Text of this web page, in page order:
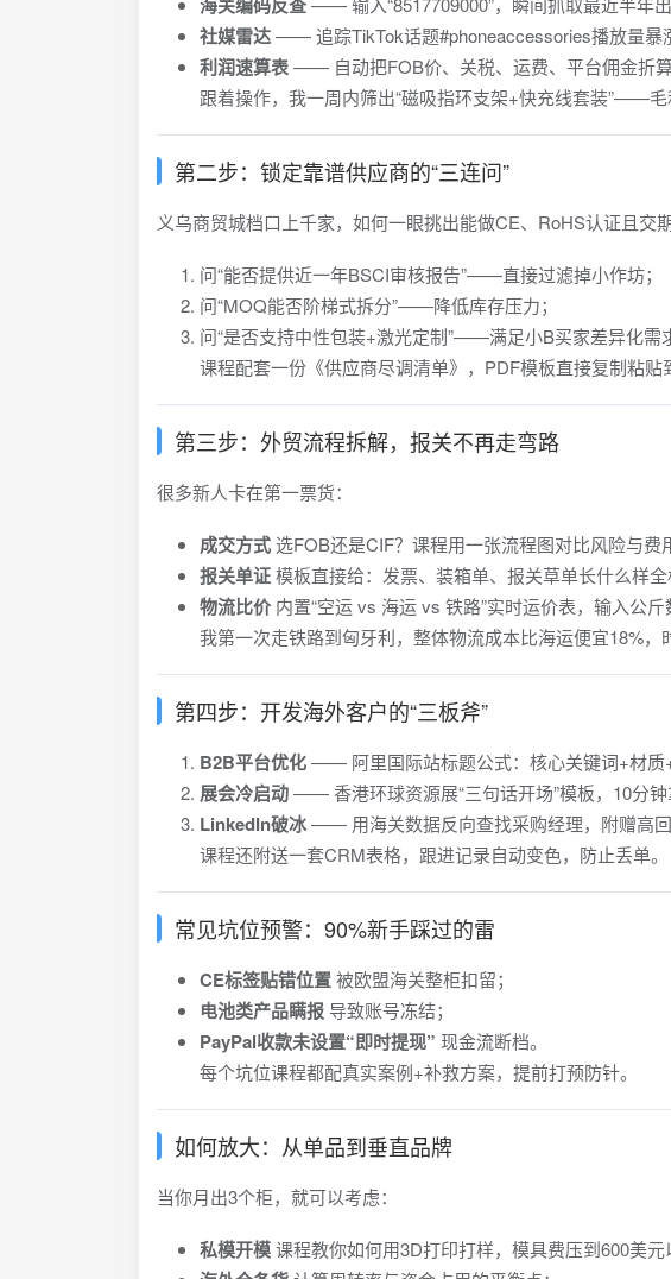
社媒雷达—— 追踪TikTok话题#phoneaccessories播放量暴
利润速算表—— 自动把FOB价、关税、运费、平台佣金折算
跟着操作，我一周内筛出“磁吸指环支架+快充线套装”——毛
第二步：锁定靠谱供应商的“三连问”
义乌商贸城档口上千家，如何一眼挑出能做CE、RoHS认证且交
问“能否提供近一年BSCI审核报告”——直接过滤掉小作坊；
问“MOQ能否阶梯式拆分”——降低库存压力；
问“是否支持中性包装+激光定制”——满足小B买家差异化需
课程配套一份《供应商尽调清单》，PDF模板直接复制粘贴
第三步：外贸流程拆解，报关不再走弯路
很多新人卡在第一票货：
成交方式选FOB还是CIF？课程用一张流程图对比风险与费
报关单证模板直接给：发票、装箱单、报关草单长什么样全
物流比价 内置“空运 vs 海运 vs 铁路”实时运价表，输入公斤
我第一次走铁路到匈牙利，整体物流成本比海运便宜18%，
第四步：开发海外客户的“三板斧”
B2B平台优化—— 阿里国际站标题公式：核心关键词+材质
展会冷启动—— 香港环球资源展“三句话开场”模板，10分钟
LinkedIn破冰—— 用海关数据反向查找采购经理，附赠高回
课程还附送一套CRM表格，跟进记录自动变色，防止丢单。
常见坑位预警：90%新手踩过的雷
CE标签贴错位置被欧盟海关整柜扣留；
电池类产品瞒报 导致账号冻结；
PayPal收款未设置“即时提现” 现金流断档。
每个坑位课程都配真实案例+补救方案，提前打预防针。
如何放大：从单品到垂直品牌
当你月出3个柜，就可以考虑：
私模开模课程教你如何用3D打印打样，模具费压到600美元